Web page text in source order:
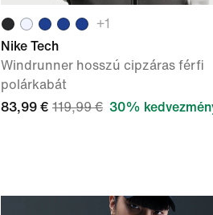
+1
Nike Tech
Windrunner hosszú cipzáras férfi
polárkabát
83,99 € 119,99 € 30%